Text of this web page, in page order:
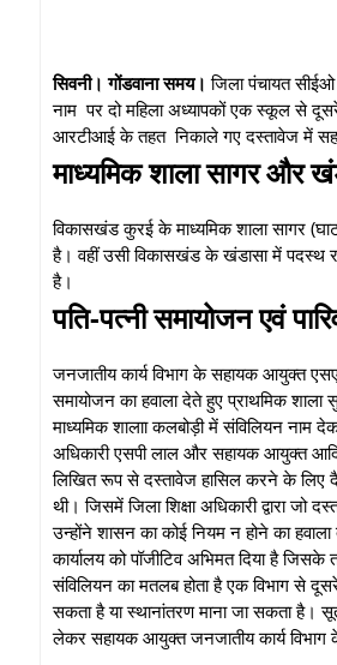
सिवनी। गोंडवाना समय। जिला पंचायत सीईओ
नाम पर दो महिला अध्यापकों एक स्कूल से
आरटीआई के तहत निकाले गए दस्तावेज में
माध्यमिक शाला सागर और
विकासखंड कुरई के माध्यमिक शाला सागर
है। वहीं उसी विकासखंड के खंडासा में पदस्थ
है।
पति-पत्नी समायोजन एवं
जनजातीय कार्य विभाग के सहायक आयुक्त
समायोजन का हवाला देते हुए प्राथमिक शाला
माध्यमिक शालाा कलबोड़ी में संविलियन नाम
अधिकारी एसपी लाल और सहायक आयुक्त
लिखित रूप से दस्तावेज हासिल करने के लिए
थी। जिसमें जिला शिक्षा अधिकारी द्वारा
उन्होंने शासन का कोई नियम न होने का
कार्यालय को पॉजीटिव अभिमत दिया है
संविलियन का मतलब होता है एक विभाग से
सकता है या स्थानांतरण माना जा सकता है।
लेकर सहायक आयुक्त जनजातीय कार्य विभाग